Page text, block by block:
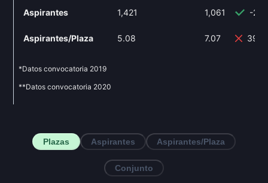
Aspirantes 1,421
Aspirantes/Plaza 5.08
1,061 -
7.07
*Datos convocatoria 2019
**Datos convocatoria 2020
Plazas Aspirantes Aspirantes/Plaza
Conjunto